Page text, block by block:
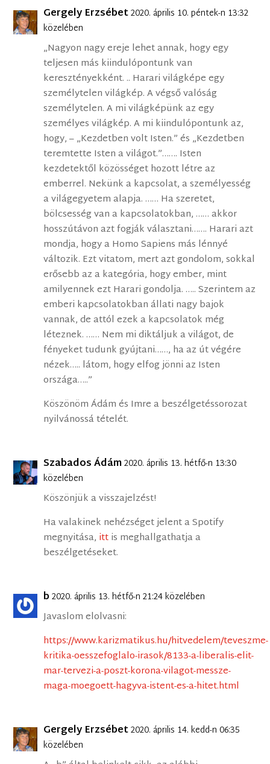
Gergely Erzsébet2020. április 10. péntek-n 13:32
közelében
„Nagyon nagy ereje lehet annak, hogy egy
teljesen más kiindulópontunk van
keresztényekként. .. Harari világképe egy
személytelen világkép. A végső valóság
személytelen. A mi világképünk az egy
személyes világkép. A mi kiindulópontunk az,
hogy, – „Kezdetben volt Isten.” és „Kezdetben
teremtette Isten a világot.”……. Isten
kezdetektől közösséget hozott létre az
emberrel. Nekünk a kapcsolat, a személyesség
a világegyetem alapja. …… Ha szeretet,
bölcsesség van a kapcsolatokban, …… akkor
hosszútávon azt fogják választani……. Harari azt
mondja, hogy a Homo Sapiens más lénnyé
változik. Ezt vitatom, mert azt gondolom, sokkal
erősebb az a kategória, hogy ember, mint
amilyennek ezt Harari gondolja. ….. Szerintem az
emberi kapcsolatokban állati nagy bajok
vannak, de attól ezek a kapcsolatok még
léteznek. …… Nem mi diktáljuk a világot, de
fényeket tudunk gyújtani……, ha az út végére
nézek….. látom, hogy elfog jönni az Isten
országa…..”
Köszönöm Ádám és Imre a beszélgetéssorozat
nyilvánossá tételét.
Szabados Ádám2020. április 13. hétfő-n 13:30
közelében
Köszönjük a visszajelzést!
Ha valakinek nehézséget jelent a Spotify
megnyitása, ittis meghallgathatja a
beszélgetéseket.
b2020. április 13. hétfő-n 21:24 közelében
Javaslom elolvasni:
https://www.karizmatikus.hu/hitvedelem/teveszme-
kritika-oesszefoglalo-irasok/8133-a-liberalis-elit-
mar-tervezi-a-poszt-korona-vilagot-messze-
maga-moegoett-hagyva-istent-es-a-hitet.html
Gergely Erzsébet2020. április 14. kedd-n 06:35
közelében